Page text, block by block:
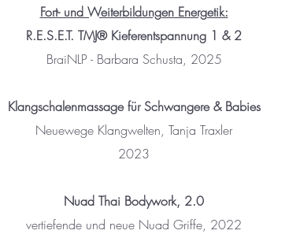
Fort- und Weiterbildungen Energetik:
R.E.S.E.T. TMJ® Kieferentspannung 1 & 2
​BraiNLP - Barbara Schusta, 2025
Klangschalenmassage für Schwangere & Babies
Neuewege Klangwelten, Tanja Traxler
2023
Nuad Thai Bodywork, 2.0
vertiefende und neue Nuad Griffe, 2022